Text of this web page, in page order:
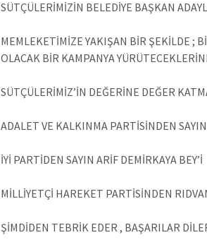
SÜTÇÜLERİMİZİN BELEDİYE BAŞKAN
MEMLEKETİMİZE YAKIŞAN BİR ŞEKİLDE ;
OLACAK BİR KAMPANYA
SÜTÇÜLERİMİZ’İN DEĞERİNE DEĞER
ADALET VE KALKINMA PARTİSİNDEN
İYİ PARTİDEN SAYIN ARİF DEMİRKAYA BEY’İ
MİLLİYETÇİ HAREKET PARTİSİNDEN
ŞİMDİDEN TEBRİK EDER , BAŞARILAR